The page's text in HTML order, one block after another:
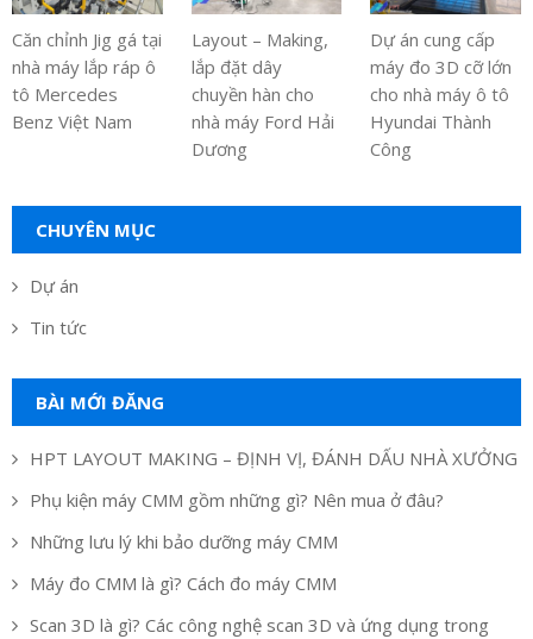
Căn chỉnh Jig gá tại
nhà máy lắp ráp ô
tô Mercedes
Benz Việt Nam
Layout – Making,
lắp đặt dây
chuyền hàn cho
nhà máy Ford Hải
Dương
Dự án cung cấp
máy đo 3D cỡ lớn
cho nhà máy ô tô
Hyundai Thành
Công
CHUYÊN MỤC
Dự án
Tin tức
BÀI MỚI ĐĂNG
HPT LAYOUT MAKING – ĐỊNH VỊ, ĐÁNH DẤU NHÀ XƯỞNG
Phụ kiện máy CMM gồm những gì? Nên mua ở đâu?
Những lưu lý khi bảo dưỡng máy CMM
Máy đo CMM là gì? Cách đo máy CMM
Scan 3D là gì? Các công nghệ scan 3D và ứng dụng trong